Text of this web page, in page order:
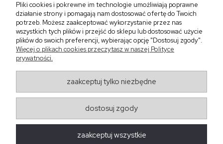
Sukienka z falbaną i
bufiastym rękawem w
405,30 zł
Sukienka z dekoltem w
299,00 zł
‹
Regulaminy
Obsługa zamówień
Pliki cookies i pokrewne im technologie umożliwiają poprawne
działanie strony i pomagają nam dostosować ofertę do Twoich
potrzeb. Możesz zaakceptować wykorzystanie przez nas
wszystkich tych plików i przejść do sklepu lub dostosować użycie
plików do swoich preferencji, wybierając opcję "Dostosuj zgody".
Więcej o plikach cookies przeczytasz w naszej Polityce
prywatności.
zaakceptuj tylko niezbędne
dostosuj zgody
zaakceptuj wszystkie